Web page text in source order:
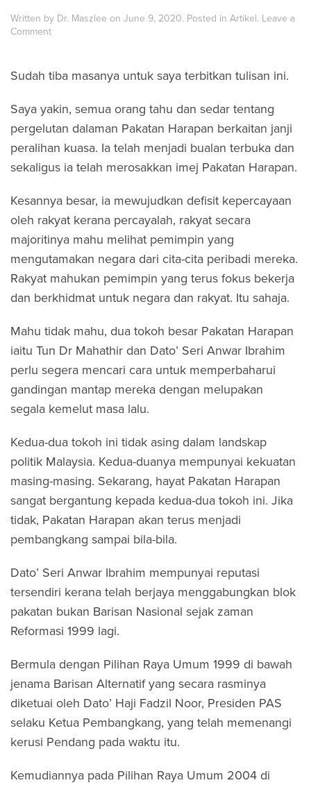
Written by Dr. Maszlee on June 9, 2020. Posted in Artikel. Leave a
Comment
Sudah tiba masanya untuk saya terbitkan tulisan ini.
Saya yakin, semua orang tahu dan sedar tentang
pergelutan dalaman Pakatan Harapan berkaitan janji
peralihan kuasa. Ia telah menjadi bualan terbuka dan
sekaligus ia telah merosakkan imej Pakatan Harapan.
Kesannya besar, ia mewujudkan defisit kepercayaan
oleh rakyat kerana percayalah, rakyat secara
majoritinya mahu melihat pemimpin yang
mengutamakan negara dari cita-cita peribadi mereka.
Rakyat mahukan pemimpin yang terus fokus bekerja
dan berkhidmat untuk negara dan rakyat. Itu sahaja.
Mahu tidak mahu, dua tokoh besar Pakatan Harapan
iaitu Tun Dr Mahathir dan Dato’ Seri Anwar Ibrahim
perlu segera mencari cara untuk memperbaharui
gandingan mantap mereka dengan melupakan
segala kemelut masa lalu.
Kedua-dua tokoh ini tidak asing dalam landskap
politik Malaysia. Kedua-duanya mempunyai kekuatan
masing-masing. Sekarang, hayat Pakatan Harapan
sangat bergantung kepada kedua-dua tokoh ini. Jika
tidak, Pakatan Harapan akan terus menjadi
pembangkang sampai bila-bila.
Dato’ Seri Anwar Ibrahim mempunyai reputasi
tersendiri kerana telah berjaya menggabungkan blok
pakatan bukan Barisan Nasional sejak zaman
Reformasi 1999 lagi.
Bermula dengan Pilihan Raya Umum 1999 di bawah
jenama Barisan Alternatif yang secara rasminya
diketuai oleh Dato’ Haji Fadzil Noor, Presiden PAS
selaku Ketua Pembangkang, yang telah memenangi
kerusi Pendang pada waktu itu.
Kemudiannya pada Pilihan Raya Umum 2004 di